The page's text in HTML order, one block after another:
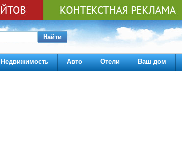
Найти
Недвижимость Авто Отели Ваш дом